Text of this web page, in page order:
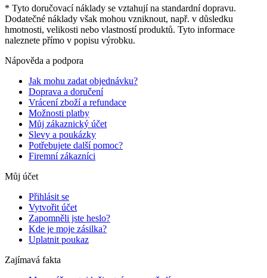
* Tyto doručovací náklady se vztahují na standardní dopravu.
Dodatečné náklady však mohou vzniknout, např. v důsledku
hmotnosti, velikosti nebo vlastností produktů. Tyto informace
naleznete přímo v popisu výrobku.
Nápověda a podpora
Jak mohu zadat objednávku?
Doprava a doručení
Vrácení zboží a refundace
Možnosti platby
Můj zákaznický účet
Slevy a poukázky
Potřebujete další pomoc?
Firemní zákazníci
Můj účet
Přihlásit se
Vytvořit účet
Zapomněli jste heslo?
Kde je moje zásilka?
Uplatnit poukaz
Zajímavá fakta